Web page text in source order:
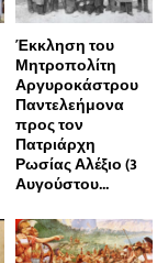
Έκκληση του
Μητροπολίτη
Αργυροκάστρου
Παντελεήμονα
προς τον
Πατριάρχη
Ρωσίας Αλέξιο (3
Αυγούστου...